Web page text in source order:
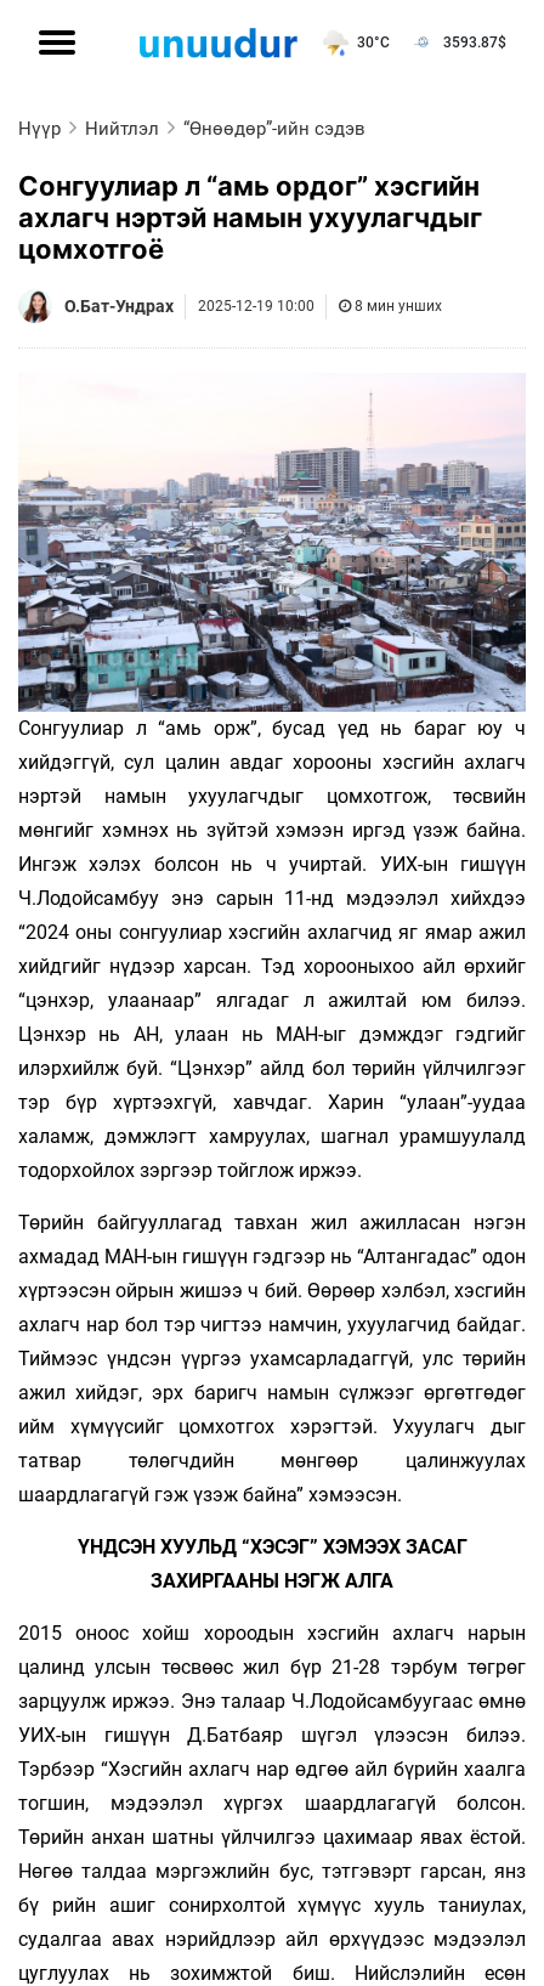
30°C 3593.87$
Нүүр Нийтлэл “Өнөөдөр”-ийн сэдэв
Сонгуулиар л “амь ордог” хэсгийн
ахлагч нэртэй намын ухуулагчдыг
цомхотгоё
О.Бат-Ундрах 2025-12-19 10:00 8 мин унших
Сонгуулиар л “амь орж”, бусад үед нь бараг юу ч
хийдэггүй, сул цалин авдаг хорооны хэсгийн ахлагч
нэр­­­тэй намын ухуулагчдыг цомхотгож, төс­­­­­вийн
мөнгийг хэмнэх нь зүйтэй хэмээн иргэд үзэж байна.
Ингэж хэлэх болсон нь ч учиртай. УИХ-ын гишүүн
Ч.Лодой­самбуу энэ сарын 11-нд мэдээлэл хийхдээ
“2024 оны сонгуулиар хэсгийн ахлагчид яг ямар ажил
хийдгийг нүдээр харсан. Тэд хорооныхоо айл өрхийг
“цэнхэр, улаа­наар” ялгадаг л ажилтай юм билээ.
Цэнхэр нь АН, улаан нь МАН-ыг дэмждэг гэдгийг
илэрхийлж буй. “Цэнхэр” айлд бол төрийн үйлчилгээг
тэр бүр хүртээхгүй, хавчдаг. Харин “улаан”-уудаа
халамж, дэмжлэгт хамруулах, шагнал урамшуулалд
тодор­хойлох зэргээр тойглож иржээ.
Төрийн байгууллагад тавхан жил ажилласан нэгэн
ахмадад МАН-ын гишүүн гэдгээр нь “Алтангадас” одон
хүртээсэн ойрын жишээ ч бий. Өөрөөр хэлбэл, хэсгийн
ахлагч нар бол тэр чигтээ намчин, ухуулагчид байдаг.
Тиймээс үндсэн үүргээ ухамсарладаггүй, улс төрийн
ажил хийдэг, эрх баригч намын сүлжээг өргөтгөдөг
ийм хүмүүсийг цомхотгох хэрэгтэй. Ухуулагч­ дыг
татвар төлөгчдийн мөнгөөр цалинжуулах
шаардлагагүй гэж үзэж байна” хэмээсэн.
ҮНДСЭН ХУУЛЬД “ХЭСЭГ” ХЭМЭЭХ ЗАСАГ
ЗАХИРГААНЫ НЭГЖ АЛГА
2015 оноос хойш хороодын хэсгийн ахлагч нарын
цалинд улсын төсвөөс жил бүр 21-28 тэрбум төгрөг
зарцуулж иржээ. Энэ талаар Ч.Лодойсамбуугаас өмнө
УИХ-ын гишүүн Д.Батбаяр шүгэл үлээсэн билээ.
Тэрбээр “Хэсгийн ахлагч нар өдгөө айл бүрийн хаалга
тогшин, мэдээлэл хүргэх шаардлагагүй болсон.
Төрийн анхан шатны үйлчилгээ цахимаар явах ёстой.
Нөгөө талдаа мэргэжлийн бус, тэтгэвэрт гарсан, янз
бү­ рийн ашиг сонирхолтой хүмүүс хууль таниулах,
судалгаа авах нэрийдлээр айл өрхүүдээс мэдээ­лэл
цуглуулах нь зохимжтой биш. Нийслэлийн есөн